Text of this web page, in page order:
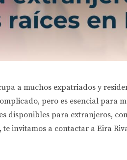
a muchos expatriados y
pero es esencial para
disponibles para extranjeros,
invitamos a contactar a Eira